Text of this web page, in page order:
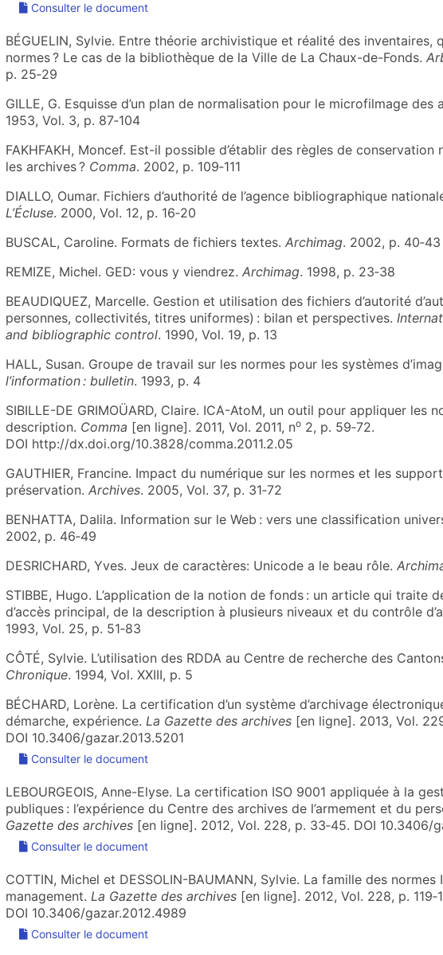
Consulter le document
BÉGUELIN, Sylvie. Entre théorie archivistique et réalité des inventaires,
normes ? Le cas de la bibliothèque de la Ville de La Chaux-de-Fonds.
p. 25‑29
GILLE, G. Esquisse d’un plan de normalisation pour le microfilmage des
1953, Vol. 3, p. 87‑104
FAKHFAKH, Moncef. Est-il possible d’établir des règles de conservation
les archives ? Comma. 2002, p. 109‑111
DIALLO, Oumar. Fichiers d’authorité de l’agence bibliographique
L’Écluse. 2000, Vol. 12, p. 16‑20
BUSCAL, Caroline. Formats de fichiers textes. Archimag. 2002, p. 40‑43
REMIZE, Michel. GED: vous y viendrez. Archimag. 1998, p. 23‑38
BEAUDIQUEZ, Marcelle. Gestion et utilisation des fichiers d’autorité
personnes, collectivités, titres uniformes) : bilan et perspectives.
and bibliographic control. 1990, Vol. 19, p. 13
HALL, Susan. Groupe de travail sur les normes pour les systèmes
l’information : bulletin. 1993, p. 4
SIBILLE-DE GRIMOÜARD, Claire. ICA-AtoM, un outil pour appliquer les
description. Comma [en ligne]. 2011, Vol. 2011, no2, p. 59‑72.
DOI http://dx.doi.org/10.3828/comma.2011.2.05
GAUTHIER, Francine. Impact du numérique sur les normes et les
préservation. Archives. 2005, Vol. 37, p. 31‑72
BENHATTA, Dalila. Information sur le Web : vers une classification
2002, p. 46‑49
DESRICHARD, Yves. Jeux de caractères: Unicode a le beau rôle.
STIBBE, Hugo. L’application de la notion de fonds : un article qui traite
d’accès principal, de la description à plusieurs niveaux et du contrôle
1993, Vol. 25, p. 51‑83
CÔTÉ, Sylvie. L’utilisation des RDDA au Centre de recherche des
Chronique. 1994, Vol. XXIII, p. 5
BÉCHARD, Lorène. La certification d’un système d’archivage
démarche, expérience. La Gazette des archives[en ligne]. 2013, Vol.
DOI 10.3406/gazar.2013.5201
Consulter le document
LEBOURGEOIS, Anne-Elyse. La certification ISO 9001 appliquée à la
publiques : l’expérience du Centre des archives de l’armement et du
Gazette des archives[en ligne]. 2012, Vol. 228, p. 33‑45. DOI 10.3406/
Consulter le document
COTTIN, Michel et DESSOLIN-BAUMANN, Sylvie. La famille des normes
management. La Gazette des archives[en ligne]. 2012, Vol. 228, p.
DOI 10.3406/gazar.2012.4989
Consulter le document